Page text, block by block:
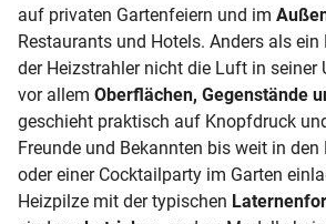
auf privaten Gartenfeiern und im
Restaurants und Hotels. Anders als
der Heizstrahler nicht die Luft in seiner
vor allem Oberflächen, Gegenstände
geschieht praktisch auf Knopfdruck
Freunde und Bekannten bis weit in den
oder einer Cocktailparty im Garten
Heizpilze mit der typischen